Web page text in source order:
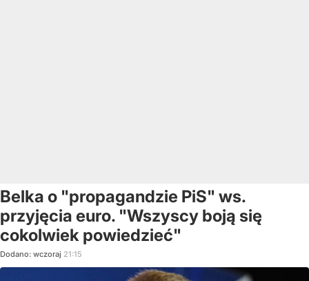
Belka o "propagandzie PiS" ws.
przyjęcia euro. "Wszyscy boją się
cokolwiek powiedzieć"
Dodano: wczoraj 21:15